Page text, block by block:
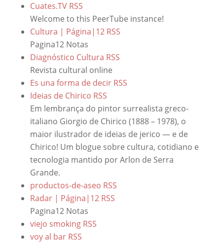
Cuates.TV RSS
Welcome to this PeerTube instance!
Cultura | Página|12 RSS
Pagina12 Notas
Diagnóstico Cultura RSS
Revista cultural online
Es una forma de decir RSS
Ideias de Chirico RSS
Em lembrança do pintor surrealista greco-
italiano Giorgio de Chirico (1888 – 1978), o
maior ilustrador de ideias de jerico ― e de
Chirico! Um blogue sobre cultura, cotidiano e
tecnologia mantido por Arlon de Serra
Grande.
productos-de-aseo RSS
Radar | Página|12 RSS
Pagina12 Notas
viejo smoking RSS
voy al bar RSS